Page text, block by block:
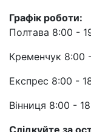
Графік роботи:
Полтава 8:00 -
Кременчук 8:00
Експрес 8:00 -
Вінниця 8:00 -
Слідкуйте за